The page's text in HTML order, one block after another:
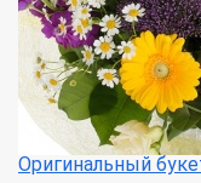
Оригинальный